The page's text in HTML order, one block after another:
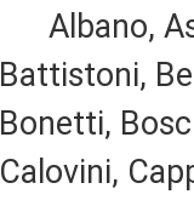
Albano,
Battistoni,
Bonetti,
Calovini,